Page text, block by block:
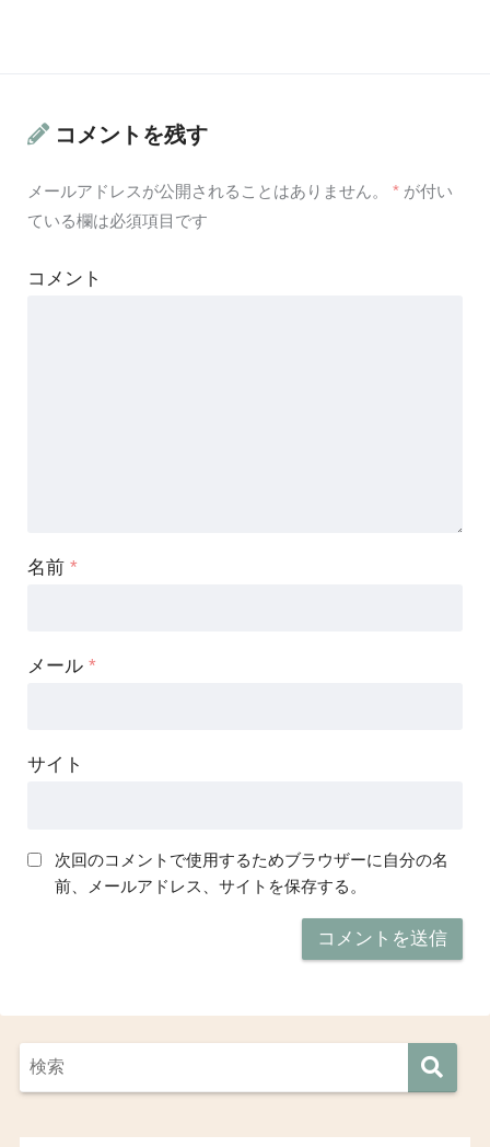
コメントを残す
メールアドレスが公開されることはありません。 * が付い
ている欄は必須項目です
コメント
名前*
メール*
サイト
次回のコメントで使用するためブラウザーに自分の名
前、メールアドレス、サイトを保存する。